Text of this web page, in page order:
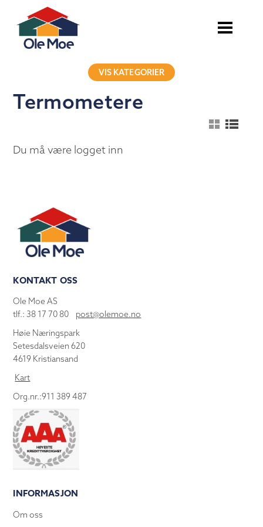
VIS KATEGORIER
Termometere
Du må være logget inn
KONTAKT OSS
Ole Moe AS
tlf.: 38 17 70 80 post@olemoe.no
Høie Næringspark
Setesdalsveien 620
4619 Kristiansand
Kart
Org.nr.:911 389 487
INFORMASJON
Om oss